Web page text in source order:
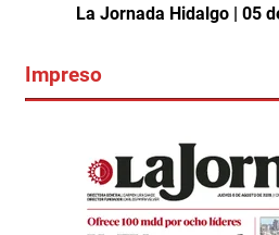
La Jornada Hidalgo | 05
Impreso